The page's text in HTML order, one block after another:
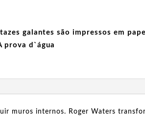
galantes são impressos em
prova d`água
muros internos. Roger Waters